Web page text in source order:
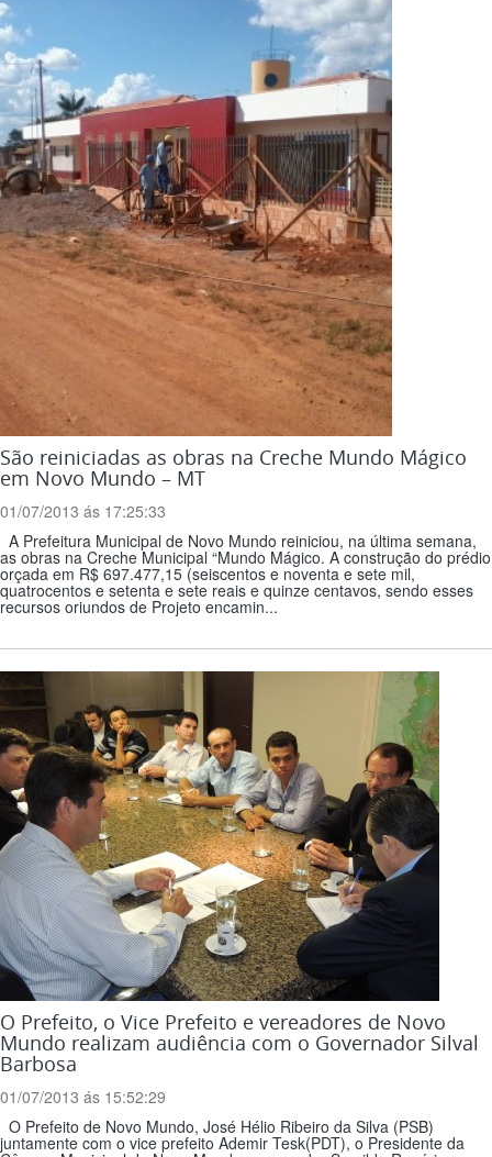
São reiniciadas as obras na Creche Mundo Mágico
em Novo Mundo – MT
01/07/2013 ás 17:25:33
A Prefeitura Municipal de Novo Mundo reiniciou, na última semana,
as obras na Creche Municipal “Mundo Mágico. A construção do prédio
orçada em R$ 697.477,15 (seiscentos e noventa e sete mil,
quatrocentos e setenta e sete reais e quinze centavos, sendo esses
recursos oriundos de Projeto encamin...
O Prefeito, o Vice Prefeito e vereadores de Novo
Mundo realizam audiência com o Governador Silval
Barbosa
01/07/2013 ás 15:52:29
O Prefeito de Novo Mundo, José Hélio Ribeiro da Silva (PSB)
juntamente com o vice prefeito Ademir Tesk(PDT), o Presidente da